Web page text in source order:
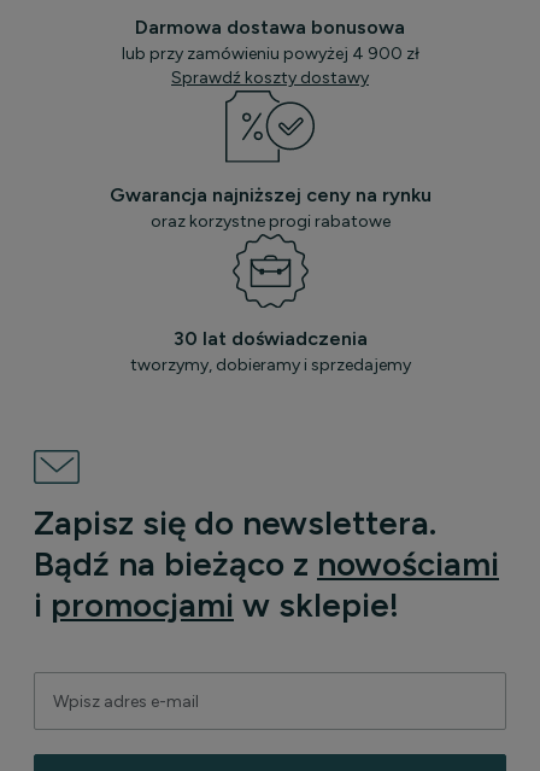
Darmowa dostawa bonusowa
lub przy zamówieniu powyżej 4 900 zł
Sprawdź koszty dostawy
Gwarancja najniższej ceny na rynku
oraz korzystne progi rabatowe
30 lat doświadczenia
tworzymy, dobieramy i sprzedajemy
Zapisz się do newslettera.
Bądź na bieżąco z nowościami
i promocjami w sklepie!